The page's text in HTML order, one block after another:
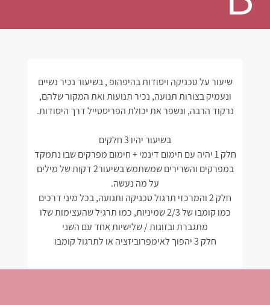
שיעור על טכניקה ויסודות בהיפהופ , בשיעור נכיר נשיים
ונעמיק בצורות תנועה, נכיר תנועות ואת המקור שלהם,
נרקוד הרבה, ונשפר את יכולת הפריסטייל דרך היסודות.
בשיעור יהיו 3 חלקים
חלק 1 יהיה עם חימום דינמי + חימום מפרקים שבו נתמקד
במפרקים והשרירים שמשתמש בשיעור2 דקות של מילים
על מה נעשה.
חלק 2 והמרכזי תרגול טכניקה ותנועה, בכל מיני דרכים
כמו קומבו של 2/3 שמיניות, כמו תרגיל שהעצימות שלו
מתגברת ובזוגות / שלישיות אחד עם השני